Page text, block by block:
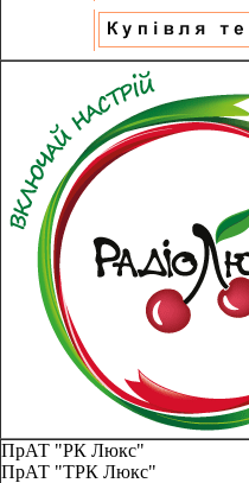
ПрАТ "РК Люкс"
ПрАТ "ТРК Люкс"